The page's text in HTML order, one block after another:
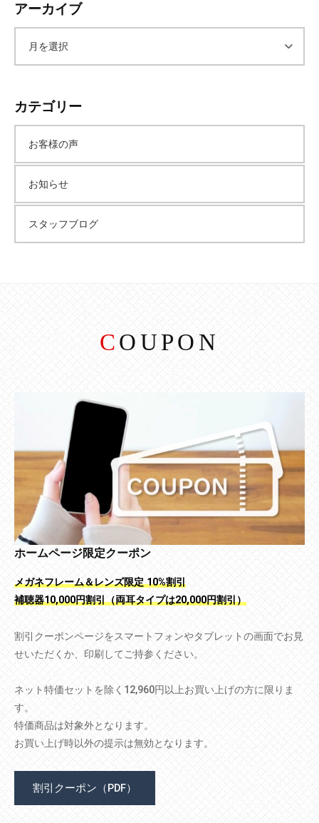
アーカイブ
カ
イ
ブ
カテゴリー
お客様の声
お知らせ
スタッフブログ
COUPON
ホームページ限定クーポン
メガネフレーム＆レンズ限定 10%割引
補聴器10,000円割引（両耳タイプは20,000円割引）
割引クーポンページをスマートフォンやタブレットの画面でお見
せいただくか、印刷してご持参ください。
ネット特価セットを除く12,960円以上お買い上げの方に限りま
す。
特価商品は対象外となります。
お買い上げ時以外の提示は無効となります。
割引クーポン（PDF）